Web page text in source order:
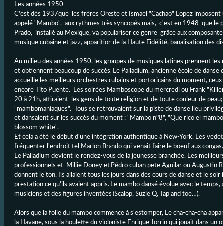
Les années 1950
C'est dès 1937que les frères Oreste et Ismaël "Cachao" Lopez imposent
appelé "Mambo", aux rythmes très syncopés mais, c'est en 1948 que le
Prado, installé au Mexique, va populariser ce genre grâce aux
musique cubaine et jazz, apparition de la Haute Fidélité, banalisation des
Au milieu des années 1950, les groupes de musiques latines prennent
et obtiennent beaucoup de succès. Le Palladium, ancienne école de
accueille les meilleurs orchestres cubains et portoricains du moment,
encore Tito Puente. Les soirées Mamboscope du mercredi ou Frank
20 à 21h, attiraient les gens de toute religion et de toute couleur de
"mambomaniaques". Tous se retrouvaient sur la piste de danse lieu
et dansaient sur les succès du moment : "Mambo n°8", "Que rico el
blossom white".
Et cela a été le début d'une intégration authentique à New-York. Les
fréquenter l'endroit tel Marlon Brando qui venait faire le boeuf aux congas.
Le Palladium devient le rendez-vous de la jeunesse branchée. Les
professionnels et Millie Doney et Pédro cuban pete Aguilar ou Augustin
donnent le ton. Ils allaient tous les jours dans des cours de danse et le
prestation ce qu'ils avaient appris. Le mambo dansé évolue avec le temps,
musiciens et des figures inventées (Scalop, Suzie Q, Tap and toe…).
Alors que la folie du mambo commence à s'estomper, Le cha-cha-cha
la Havane, sous la houlette du violoniste Enrique Jorrin qui jouait dans un